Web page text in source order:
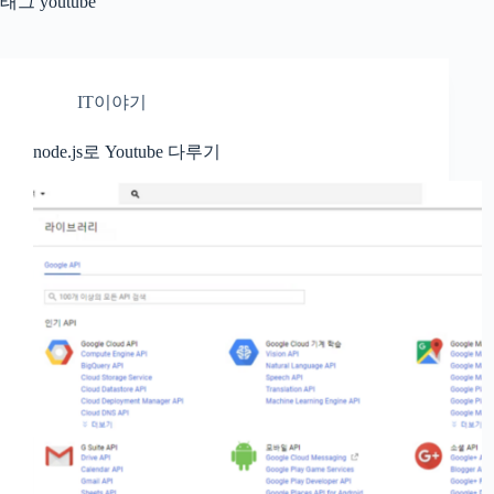
IT이야기
node.js로 Youtube 다루기